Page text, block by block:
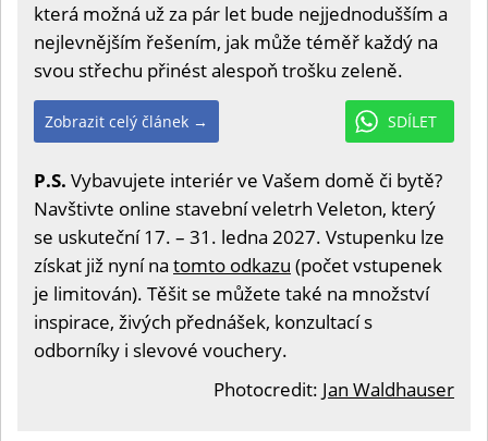
která možná už za pár let bude nejjednodušším a
nejlevnějším řešením, jak může téměř každý na
svou střechu přinést alespoň trošku zeleně.
SDÍLET
Zobrazit celý článek →
P.S. Vybavujete interiér ve Vašem domě či bytě?
Navštivte online stavební veletrh Veleton, který
se uskuteční 17. – 31. ledna 2027. Vstupenku lze
získat již nyní na tomto odkazu (počet vstupenek
je limitován). Těšit se můžete také na množství
inspirace, živých přednášek, konzultací s
odborníky i slevové vouchery.
Photocredit: Jan Waldhauser